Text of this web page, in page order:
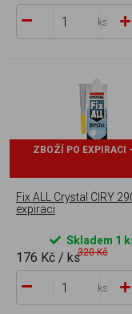
ks
ZBOŽÍ PO EXPIRACI
Fix ALL Crystal ČIRÝ
expiraci
Skladem 1
320 Kč
176 Kč / ks
ks